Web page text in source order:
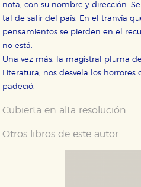
nota, con su nombre y dirección.
tal de salir del país. En el tranvía
pensamientos se pierden en el
no está.
Una vez más, la magistral pluma
Literatura, nos desvela los
padeció.
Cubierta en alta resolución
Otros libros de este autor: